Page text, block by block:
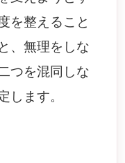
を整えること
、無理をしな
つを混同しな
します。